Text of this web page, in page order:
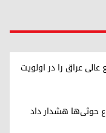
عراق را در اولویت
حوثی‌ها هشدار داد